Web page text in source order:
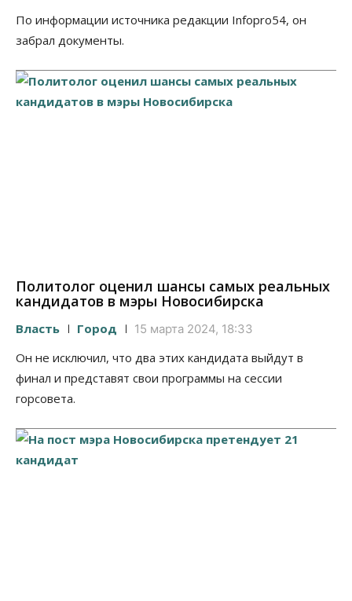
По информации источника редакции Infopro54, он
забрал документы.
Политолог оценил шансы самых реальных
кандидатов в мэры Новосибирска
Власть Город 15 марта 2024, 18:33
Он не исключил, что два этих кандидата выйдут в
финал и представят свои программы на сессии
горсовета.